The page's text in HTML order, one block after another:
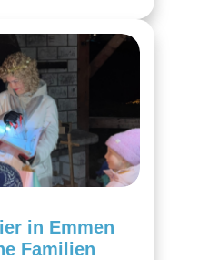
in Emmen
Familien